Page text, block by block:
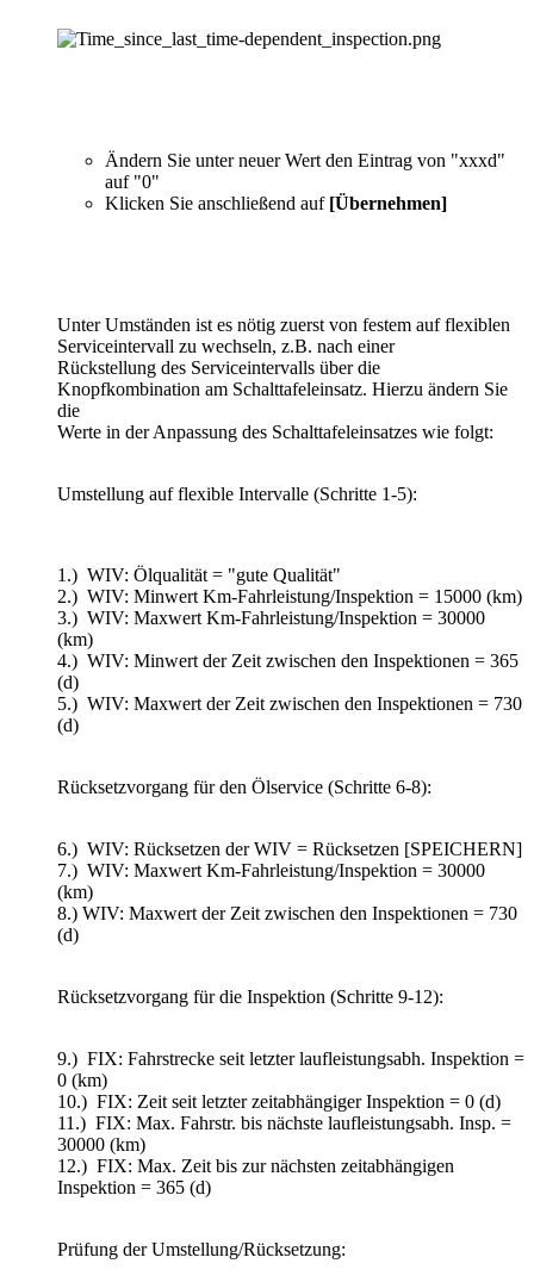
Ändern Sie unter neuer Wert den Eintrag von "xxxd"
auf "0"
Klicken Sie anschließend auf [Übernehmen]
Unter Umständen ist es nötig zuerst von festem auf flexiblen
Serviceintervall zu wechseln, z.B. nach einer
Rückstellung des Serviceintervalls über die
Knopfkombination am Schalttafeleinsatz. Hierzu ändern Sie
die
Werte in der Anpassung des Schalttafeleinsatzes wie folgt:
Umstellung auf flexible Intervalle (Schritte 1-5):
1.) WIV: Ölqualität = "gute Qualität"
2.) WIV: Minwert Km-Fahrleistung/Inspektion = 15000 (km)
3.) WIV: Maxwert Km-Fahrleistung/Inspektion = 30000
(km)
4.) WIV: Minwert der Zeit zwischen den Inspektionen = 365
(d)
5.) WIV: Maxwert der Zeit zwischen den Inspektionen = 730
(d)
Rücksetzvorgang für den Ölservice (Schritte 6-8):
6.) WIV: Rücksetzen der WIV = Rücksetzen [SPEICHERN]
7.) WIV: Maxwert Km-Fahrleistung/Inspektion = 30000
(km)
8.) WIV: Maxwert der Zeit zwischen den Inspektionen = 730
(d)
Rücksetzvorgang für die Inspektion (Schritte 9-12):
9.) FIX: Fahrstrecke seit letzter laufleistungsabh. Inspektion =
0 (km)
10.) FIX: Zeit seit letzter zeitabhängiger Inspektion = 0 (d)
11.) FIX: Max. Fahrstr. bis nächste laufleistungsabh. Insp. =
30000 (km)
12.) FIX: Max. Zeit bis zur nächsten zeitabhängigen
Inspektion = 365 (d)
Prüfung der Umstellung/Rücksetzung: